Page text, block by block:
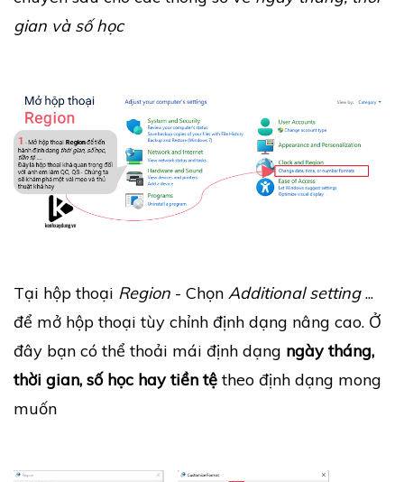
gian và số học
Tại hộp thoại Region - Chọn Additional setting...
để mở hộp thoại tùy chỉnh định dạng nâng cao. Ở
đây bạn có thể thoải mái định dạng ngày tháng,
thời gian, số học hay tiền tệtheo định dạng mong
muốn